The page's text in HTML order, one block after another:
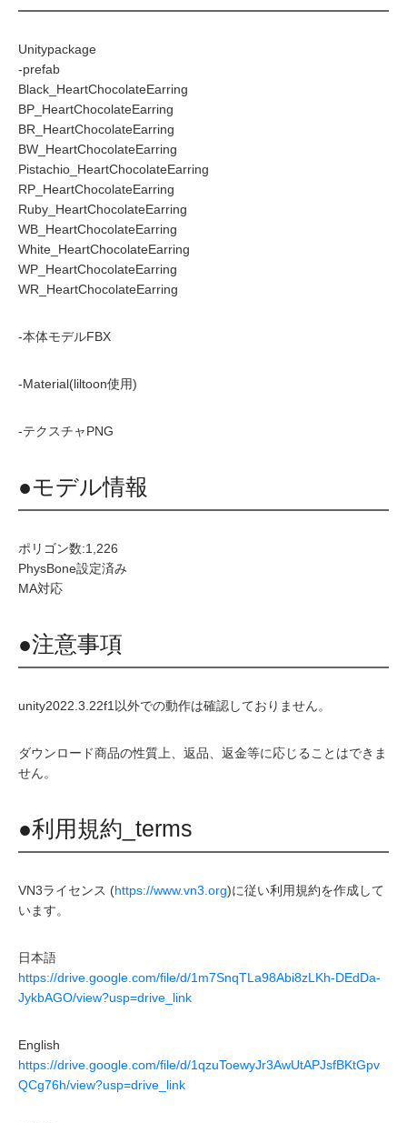
Unitypackage
-prefab
Black_HeartChocolateEarring
BP_HeartChocolateEarring
BR_HeartChocolateEarring
BW_HeartChocolateEarring
Pistachio_HeartChocolateEarring
RP_HeartChocolateEarring
Ruby_HeartChocolateEarring
WB_HeartChocolateEarring
White_HeartChocolateEarring
WP_HeartChocolateEarring
WR_HeartChocolateEarring
-本体モデルFBX
-Material(liltoon使用)
-テクスチャPNG
●モデル情報
ポリゴン数:1,226
PhysBone設定済み
MA対応
●注意事項
unity2022.3.22f1以外での動作は確認しておりません。
ダウンロード商品の性質上、返品、返金等に応じることはできま
せん。
●利用規約_terms
VN3ライセンス (https://www.vn3.org)に従い利用規約を作成して
います。
日本語
https://drive.google.com/file/d/1m7SnqTLa98Abi8zLKh-DEdDa-
JykbAGO/view?usp=drive_link
English
https://drive.google.com/file/d/1qzuToewyJr3AwUtAPJsfBKtGpv
QCg76h/view?usp=drive_link